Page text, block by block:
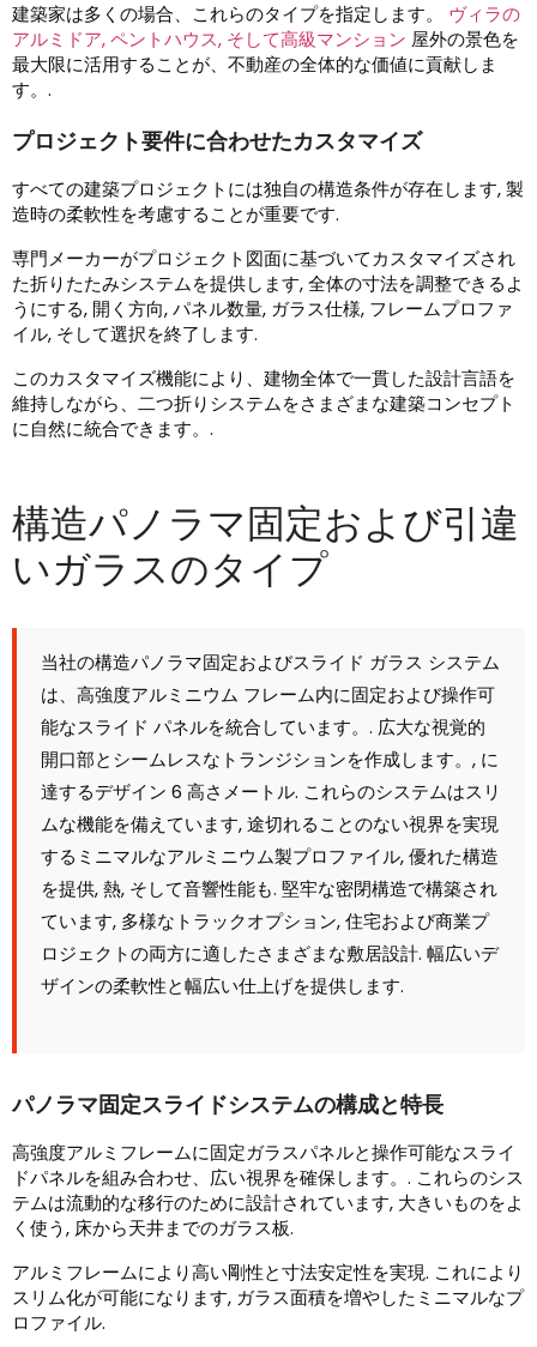
建築家は多くの場合、これらのタイプを指定します。 ヴィラの
アルミドア, ペントハウス, そして高級マンション 屋外の景色を
最大限に活用することが、不動産の全体的な価値に貢献しま
す。.
プロジェクト要件に合わせたカスタマイズ
すべての建築プロジェクトには独自の構造条件が存在します, 製
造時の柔軟性を考慮することが重要です.
専門メーカーがプロジェクト図面に基づいてカスタマイズされ
た折りたたみシステムを提供します, 全体の寸法を調整できるよ
うにする, 開く方向, パネル数量, ガラス仕様, フレームプロファ
イル, そして選択を終了します.
このカスタマイズ機能により、建物全体で一貫した設計言語を
維持しながら、二つ折りシステムをさまざまな建築コンセプト
に自然に統合できます。.
構造パノラマ固定および引違
いガラスのタイプ
当社の構造パノラマ固定およびスライド ガラス システム
は、高強度アルミニウム フレーム内に固定および操作可
能なスライド パネルを統合しています。. 広大な視覚的
開口部とシームレスなトランジションを作成します。, に
達するデザイン 6 高さメートル. これらのシステムはスリ
ムな機能を備えています, 途切れることのない視界を実現
するミニマルなアルミニウム製プロファイル, 優れた構造
を提供, 熱, そして音響性能も. 堅牢な密閉構造で構築され
ています, 多様なトラックオプション, 住宅および商業プ
ロジェクトの両方に適したさまざまな敷居設計. 幅広いデ
ザインの柔軟性と幅広い仕上げを提供します.
パノラマ固定スライドシステムの構成と特長
高強度アルミフレームに固定ガラスパネルと操作可能なスライ
ドパネルを組み合わせ、広い視界を確保します。. これらのシス
テムは流動的な移行のために設計されています, 大きいものをよ
く使う, 床から天井までのガラス板.
アルミフレームにより高い剛性と寸法安定性を実現. これにより
スリム化が可能になります, ガラス面積を増やしたミニマルなプ
ロファイル.